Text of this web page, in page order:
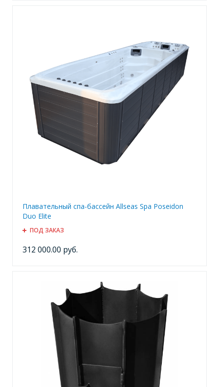
Плавательный спа-бассейн Allseas Spa Poseidon
Duo Elite
ПОД ЗАКАЗ
312 000.00 руб.